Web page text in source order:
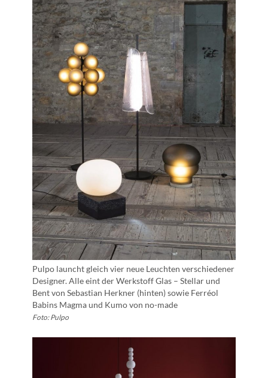
Pulpo launcht gleich vier neue Leuchten verschiedener
Designer. Alle eint der Werkstoff Glas – Stellar und
Bent von Sebastian Herkner (hinten) sowie Ferréol
Babins Magma und Kumo von no-made
Foto: Pulpo